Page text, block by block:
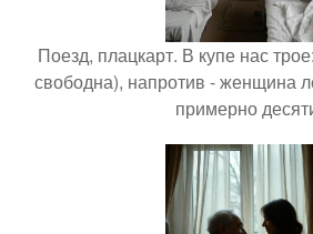
Поезд, плацкарт. В купе нас
свободна), напротив - женщина
примерно